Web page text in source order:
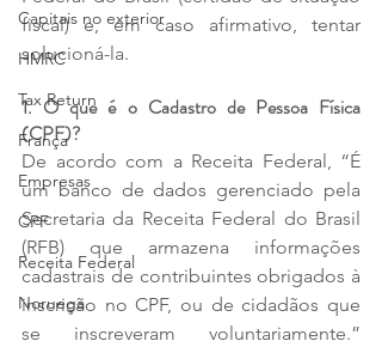
Capitais no exterior
HMRC
Tax Return
França
Empresas
CPF
Receita Federal
Noruega
fiscal) e, em caso afirmativo, tentar
solucioná-la.
1. O que é o Cadastro de Pessoa Física
(CPF)?
De acordo com a Receita Federal, “É
um banco de dados gerenciado pela
Secretaria da Receita Federal do Brasil
(RFB) que armazena informações
cadastrais de contribuintes obrigados à
inscrição no CPF, ou de cidadãos que
se inscreveram voluntariamente.”